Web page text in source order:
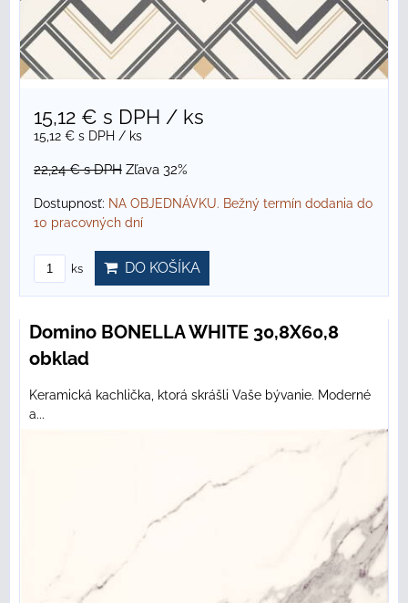
15,12 € s DPH / ks
15,12 € s DPH / ks
22,24 €s DPH Zľava 32%
Dostupnosť: NA OBJEDNÁVKU. Bežný termín dodania do
10 pracovných dní
ks DO KOŠÍKA
Domino BONELLA WHITE 30,8X60,8
obklad
Keramická kachlička, ktorá skrášli Vaše bývanie. Moderné
a...